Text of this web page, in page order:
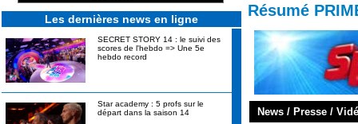
Les dernières news en ligne
SECRET STORY 14 : le suivi des
scores de l'hebdo => Une 5e
hebdo record
Star academy : 5 profs sur le
départ dans la saison 14
Résumé
News / Presse /